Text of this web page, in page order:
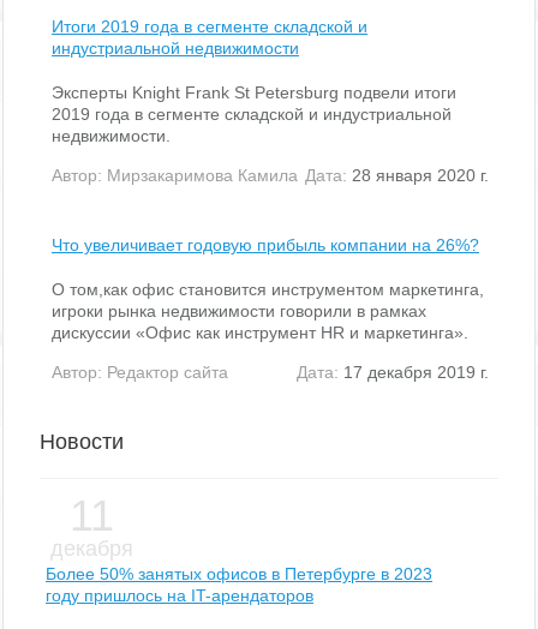
Итоги 2019 года в сегменте складской и
индустриальной недвижимости
Эксперты Knight Frank St Petersburg подвели итоги
2019 года в сегменте складской и индустриальной
недвижимости.
Автор: Мирзакаримова Камила Дата: 28 января 2020 г.
Что увеличивает годовую прибыль компании на 26%?
О том,как офис становится инструментом маркетинга,
игроки рынка недвижимости говорили в рамках
дискуссии «Офис как инструмент HR и маркетинга».
Автор: Редактор сайта Дата: 17 декабря 2019 г.
Новости
11
декабря
Более 50% занятых офисов в Петербурге в 2023
году пришлось на IT-арендаторов